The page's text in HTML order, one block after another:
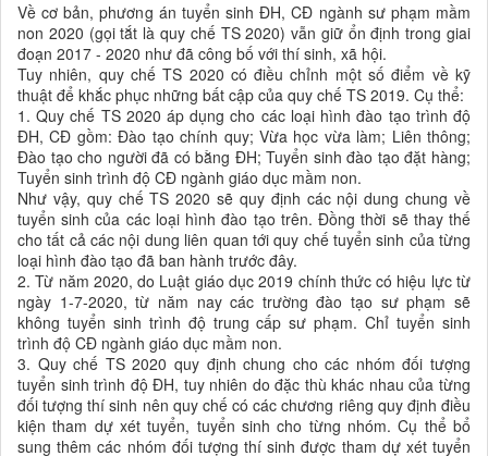
Về cơ bản, phương án tuyển sinh ĐH, CĐ ngành sư phạm mầm
non 2020 (gọi tắt là quy chế TS 2020) vẫn giữ ổn định trong giai
đoạn 2017 - 2020 như đã công bố với thí sinh, xã hội.
Tuy nhiên, quy chế TS 2020 có điều chỉnh một số điểm về kỹ
thuật để khắc phục những bất cập của quy chế TS 2019. Cụ thể:
1. Quy chế TS 2020 áp dụng cho các loại hình đào tạo trình độ
ĐH, CĐ gồm: Đào tạo chính quy; Vừa học vừa làm; Liên thông;
Đào tạo cho người đã có bằng ĐH; Tuyển sinh đào tạo đặt hàng;
Tuyển sinh trình độ CĐ ngành giáo dục mầm non.
Như vậy, quy chế TS 2020 sẽ quy định các nội dung chung về
tuyển sinh của các loại hình đào tạo trên. Đồng thời sẽ thay thế
cho tất cả các nội dung liên quan tới quy chế tuyển sinh của từng
loại hình đào tạo đã ban hành trước đây.
2. Từ năm 2020, do Luật giáo dục 2019 chính thức có hiệu lực từ
ngày 1-7-2020, từ năm nay các trường đào tạo sư phạm sẽ
không tuyển sinh trình độ trung cấp sư phạm. Chỉ tuyển sinh
trình độ CĐ ngành giáo dục mầm non.
3. Quy chế TS 2020 quy định chung cho các nhóm đối tượng
tuyển sinh trình độ ĐH, tuy nhiên do đặc thù khác nhau của từng
đối tượng thí sinh nên quy chế có các chương riêng quy định điều
kiện tham dự xét tuyển, tuyển sinh cho từng nhóm. Cụ thể bổ
sung thêm các nhóm đối tượng thí sinh được tham dự xét tuyển